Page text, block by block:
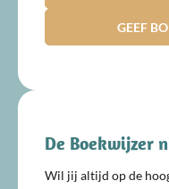
GEEF
De Boekwijzer
Wil jij altijd op de